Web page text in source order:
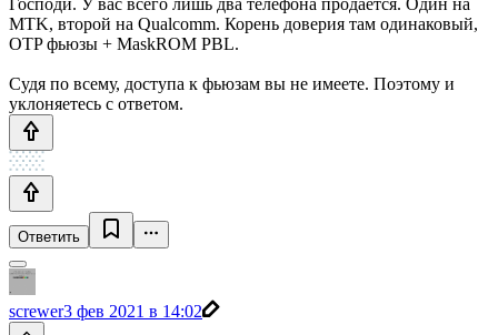
MTK, второй на Qualcomm. Корень доверия там одинаковый,
OTP фьюзы + MaskROM PBL.
Судя по всему, доступа к фьюзам вы не имеете. Поэтому и
уклоняетесь с ответом.
Ответить
screwer3 фев 2021 в 14:02